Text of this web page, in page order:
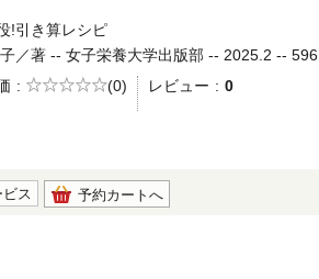
!引き算レシピ
／著 -- 女子栄養大学出版部 -- 2025.2 -- 596
5段階評価
(0) レビュー 0
ス 予約カートへ